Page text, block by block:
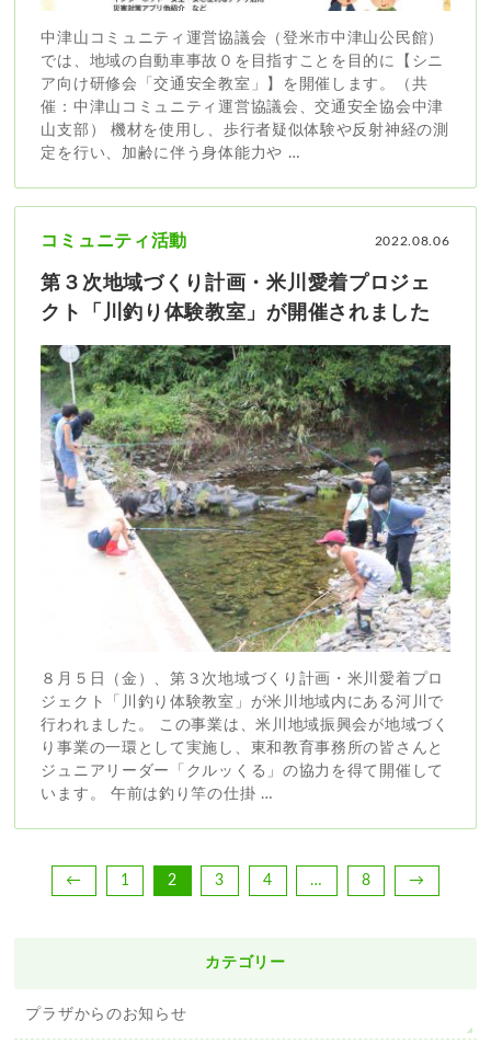
中津山コミュニティ運営協議会（登米市中津山公民館）
では、地域の自動車事故０を目指すことを目的に【シニ
ア向け研修会「交通安全教室」】を開催します。（共
催：中津山コミュニティ運営協議会、交通安全協会中津
山支部） 機材を使用し、歩行者疑似体験や反射神経の測
定を行い、加齢に伴う身体能力や …
2022.08.06
コミュニティ活動
第３次地域づくり計画・米川愛着プロジェ
クト「川釣り体験教室」が開催されました
８月５日（金）、第３次地域づくり計画・米川愛着プロ
ジェクト「川釣り体験教室」が米川地域内にある河川で
行われました。 この事業は、米川地域振興会が地域づく
り事業の一環として実施し、東和教育事務所の皆さんと
ジュニアリーダー「クルッくる」の協力を得て開催して
います。 午前は釣り竿の仕掛 …
← 1 2 3 4 … 8 →
カテゴリー
プラザからのお知らせ